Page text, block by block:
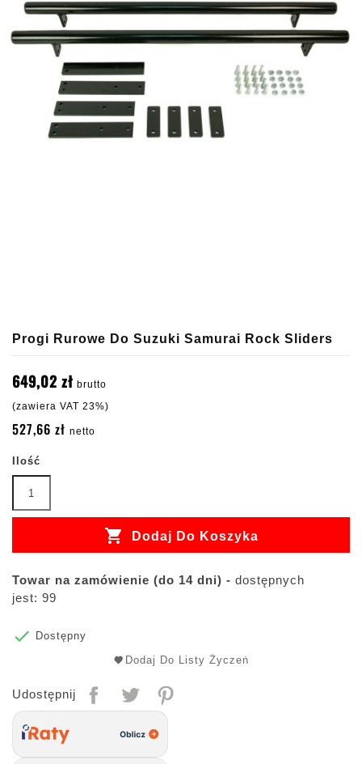
Progi Rurowe Do Suzuki Samurai Rock Sliders
649,02 zł brutto
(zawiera VAT 23%)
527,66 zł netto
Ilość
 Dodaj Do Koszyka
Towar na zamówienie (do 14 dni) - dostępnych
jest: 99

Dostępny
Dodaj Do Listy Życzeń
Udostępnij